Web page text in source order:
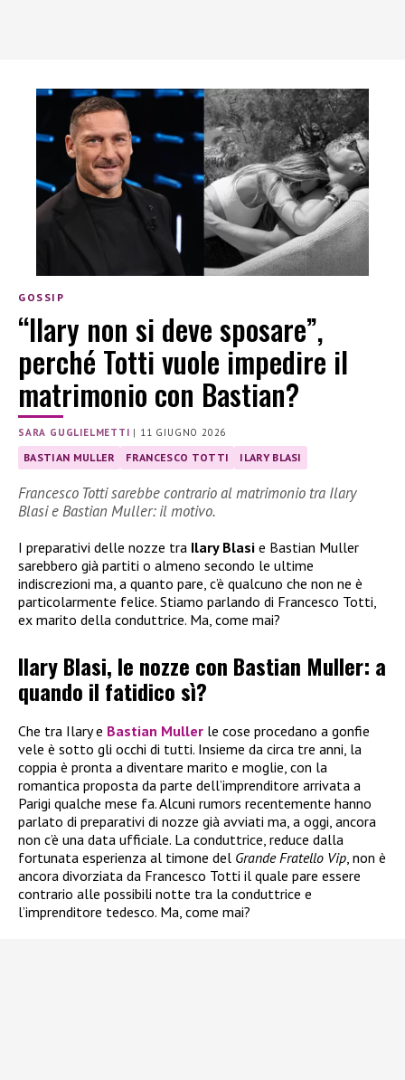
GOSSIP
“Ilary non si deve sposare”,
perché Totti vuole impedire il
matrimonio con Bastian?
SARA GUGLIELMETTI | 11 GIUGNO 2026
BASTIAN MULLER FRANCESCO TOTTI ILARY BLASI
Francesco Totti sarebbe contrario al matrimonio tra Ilary
Blasi e Bastian Muller: il motivo.
I preparativi delle nozze tra Ilary Blasi e Bastian Muller
sarebbero già partiti o almeno secondo le ultime
indiscrezioni ma, a quanto pare, c’è qualcuno che non ne è
particolarmente felice. Stiamo parlando di Francesco Totti,
ex marito della conduttrice. Ma, come mai?
Ilary Blasi, le nozze con Bastian Muller: a
quando il fatidico sì?
Che tra Ilary e Bastian Muller le cose procedano a gonfie
vele è sotto gli occhi di tutti. Insieme da circa tre anni, la
coppia è pronta a diventare marito e moglie, con la
romantica proposta da parte dell’imprenditore arrivata a
Parigi qualche mese fa. Alcuni rumors recentemente hanno
parlato di preparativi di nozze già avviati ma, a oggi, ancora
non c’è una data ufficiale. La conduttrice, reduce dalla
fortunata esperienza al timone del Grande Fratello Vip , non è
ancora divorziata da Francesco Totti il quale pare essere
contrario alle possibili notte tra la conduttrice e
l’imprenditore tedesco. Ma, come mai?